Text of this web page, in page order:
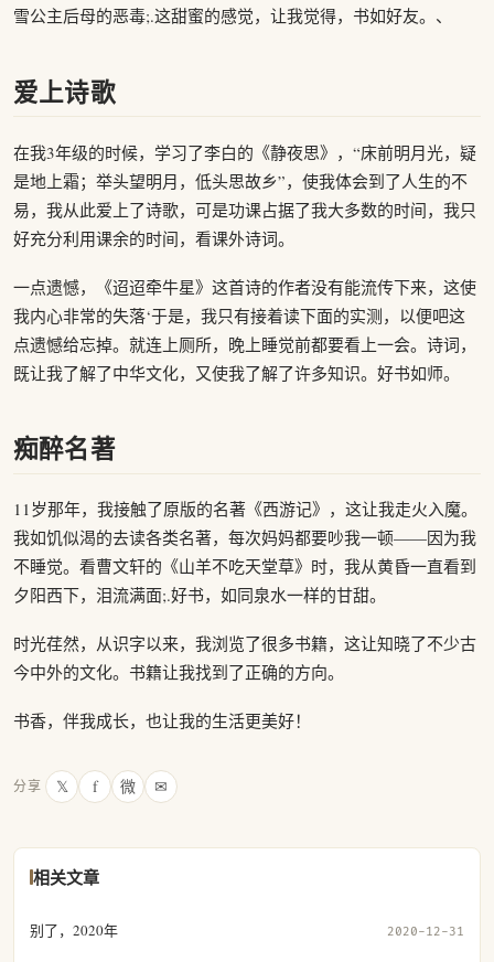
雪公主后母的恶毒;.这甜蜜的感觉，让我觉得，书如好友。、
爱上诗歌
在我3年级的时候，学习了李白的《静夜思》，“床前明月光，疑
是地上霜；举头望明月，低头思故乡”，使我体会到了人生的不
易，我从此爱上了诗歌，可是功课占据了我大多数的时间，我只
好充分利用课余的时间，看课外诗词。
一点遗憾，《迢迢牵牛星》这首诗的作者没有能流传下来，这使
我内心非常的失落‘于是，我只有接着读下面的实测，以便吧这
点遗憾给忘掉。就连上厕所，晚上睡觉前都要看上一会。诗词，
既让我了解了中华文化，又使我了解了许多知识。好书如师。
痴醉名著
11岁那年，我接触了原版的名著《西游记》，这让我走火入魔。
我如饥似渴的去读各类名著，每次妈妈都要吵我一顿——因为我
不睡觉。看曹文轩的《山羊不吃天堂草》时，我从黄昏一直看到
夕阳西下，泪流满面;.好书，如同泉水一样的甘甜。
时光荏然，从识字以来，我浏览了很多书籍，这让知晓了不少古
今中外的文化。书籍让我找到了正确的方向。
书香，伴我成长，也让我的生活更美好！
分享 𝕏 f 微 ✉
相关文章
别了，2020年 2020-12-31